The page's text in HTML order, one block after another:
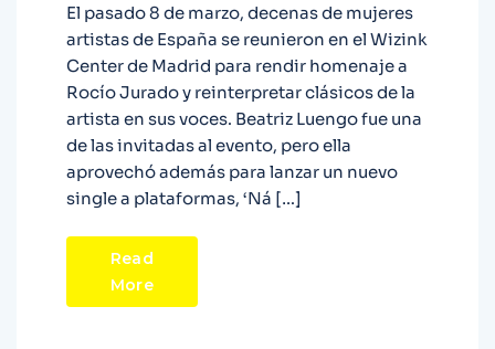
El pasado 8 de marzo, decenas de mujeres
artistas de España se reunieron en el Wizink
Center de Madrid para rendir homenaje a
Rocío Jurado y reinterpretar clásicos de la
artista en sus voces. Beatriz Luengo fue una
de las invitadas al evento, pero ella
aprovechó además para lanzar un nuevo
single a plataformas, ‘Ná […]
Read
More